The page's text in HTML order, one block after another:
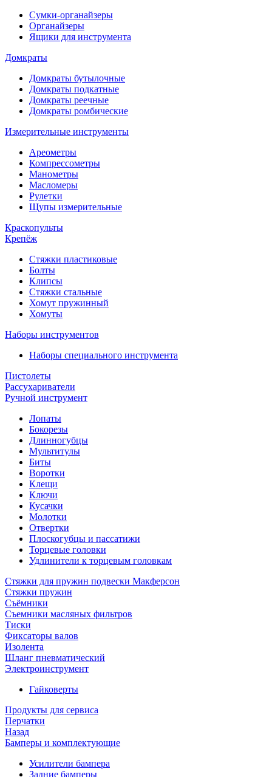
Сумки-органайзеры
Органайзеры
Ящики для инструмента
Домкраты
Домкраты бутылочные
Домкраты подкатные
Домкраты реечные
Домкраты ромбические
Измерительные инструменты
Ареометры
Компрессометры
Манометры
Масломеры
Рулетки
Щупы измерительные
Краскопульты
Крепёж
Стяжки пластиковые
Болты
Клипсы
Стяжки стальные
Хомут пружинный
Хомуты
Наборы инструментов
Наборы специального инструмента
Пистолеты
Рассухариватели
Ручной инструмент
Лопаты
Бокорезы
Длинногубцы
Мультитулы
Биты
Воротки
Клещи
Ключи
Кусачки
Молотки
Отвертки
Плоскогубцы и пассатижи
Торцевые головки
Удлинители к торцевым головкам
Стяжки для пружин подвески Макферсон
Стяжки пружин
Съёмники
Съемники масляных фильтров
Тиски
Фиксаторы валов
Изолента
Шланг пневматический
Электроинструмент
Гайковерты
Продукты для сервиса
Перчатки
Назад
Бамперы и комплектующие
Усилители бампера
Задние бамперы